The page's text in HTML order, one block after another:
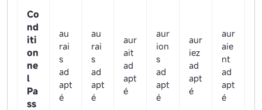
Co
nd
iti
on
ne
l
Pa
ss
au
rai
s
ad
apt
é
au
rai
s
ad
apt
é
aur
ait
ad
apt
é
aur
ion
s
ad
apt
é
aur
iez
ad
apt
é
aur
aie
nt
ad
apt
é